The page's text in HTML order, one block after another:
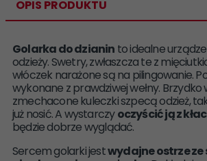
OPIS PRODUKTU
Golarka do dzianin to idealne
odzieży. Swetry, zwłaszcza te z
włóczek narażone są na pilingowanie.
wykonane z prawdziwej wełny.
zmechacone kuleczki szpecą odzież,
już nosić. A wystarczyoczyścić ją z
będzie dobrze wyglądać.
Sercem golarki jestwydajne ostrze ze